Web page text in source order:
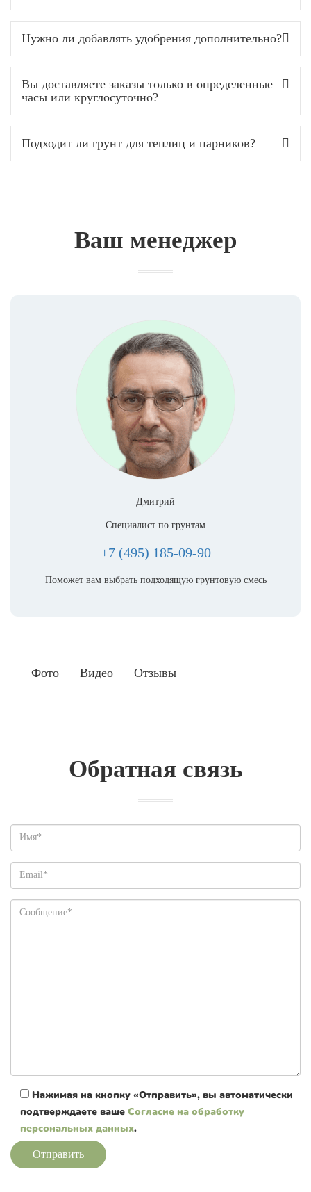
Нужно ли добавлять удобрения дополнительно?
Вы доставляете заказы только в определенные
часы или круглосуточно?
Подходит ли грунт для теплиц и парников?
Ваш менеджер
Дмитрий
Специалист по грунтам
+7 (495) 185-09-90
Поможет вам выбрать подходящую грунтовую смесь
Фото Видео Отзывы
Обратная связь
Нажимая на кнопку «Отправить», вы автоматически
подтверждаете ваше Согласие на обработку
персональных данных.
Отправить